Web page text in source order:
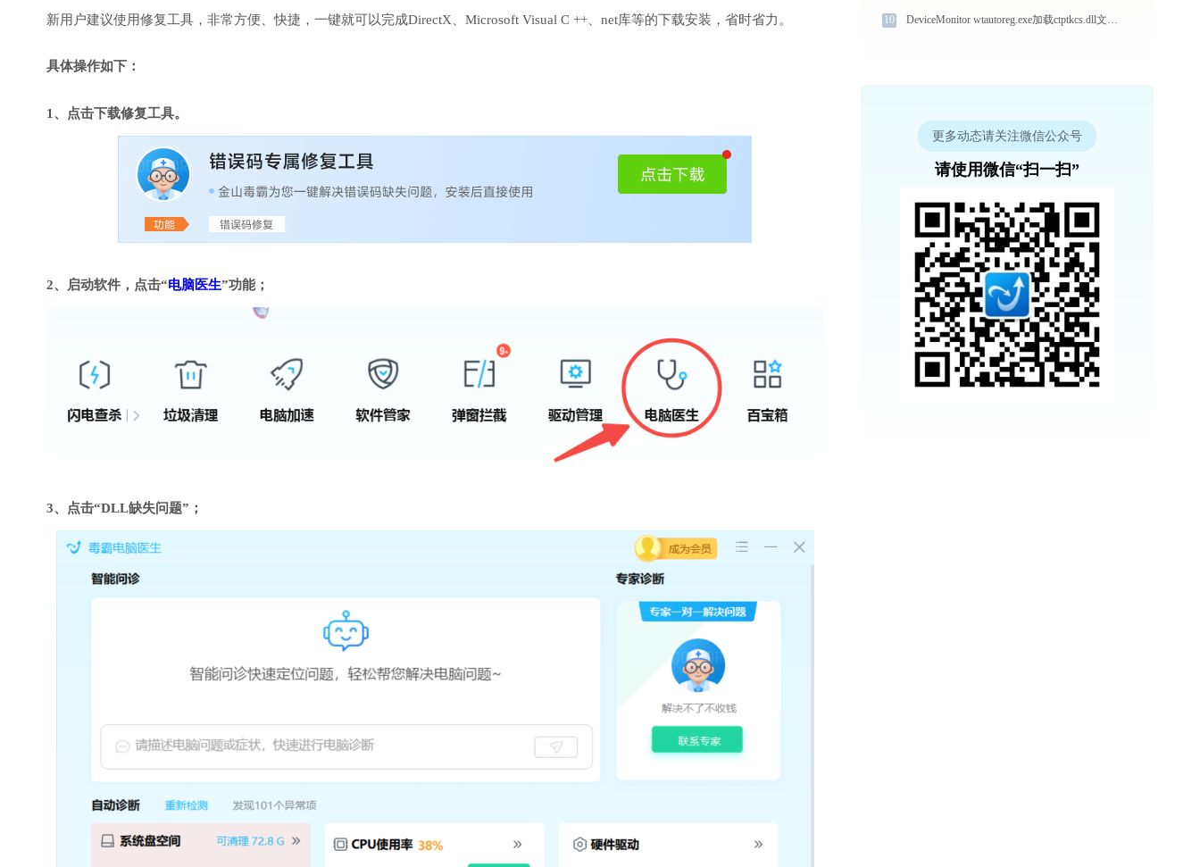
新用户建议使用修复工具，非常方便、快捷，一键就可以完成DirectX、Microsoft Visual C ++、net库等的下载安装，省时省力。
具体操作如下：
1、点击下载修复工具。
2、启动软件，点击“电脑医生”功能；
3、点击“DLL缺失问题”；
10 DeviceMonitor wtautoreg.exe加载ctptkcs.dll文件丢失处理办法
更多动态请关注微信公众号
请使用微信“扫一扫”